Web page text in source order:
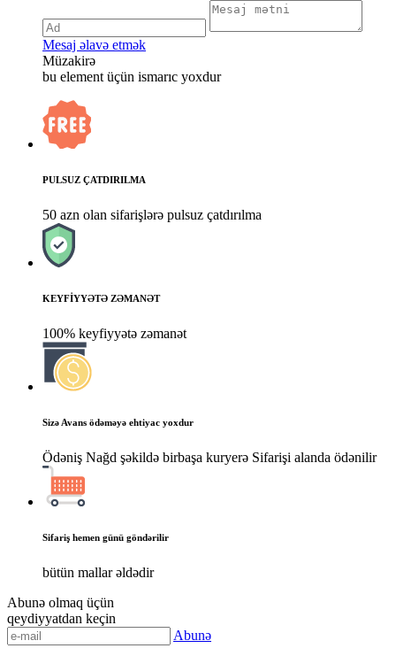
Mesaj əlavə etmək
Müzakirə
bu element üçün ismarıc yoxdur
PULSUZ ÇATDIRILMA
50 azn olan sifarişlərə pulsuz çatdırılma
KEYFİYYƏTƏ ZƏMANƏT
100% keyfiyyətə zəmanət
Sizə Avans ödəməyə ehtiyac yoxdur
Ödəniş Nağd şəkildə birbaşa kuryerə Sifarişi alanda ödənilir
Sifariş hemen günü göndərilir
bütün mallar əldədir
Abunə olmaq üçün
qeydiyyatdan keçin
Abunə